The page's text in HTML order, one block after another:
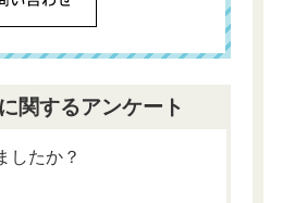
関するアンケート
したか？